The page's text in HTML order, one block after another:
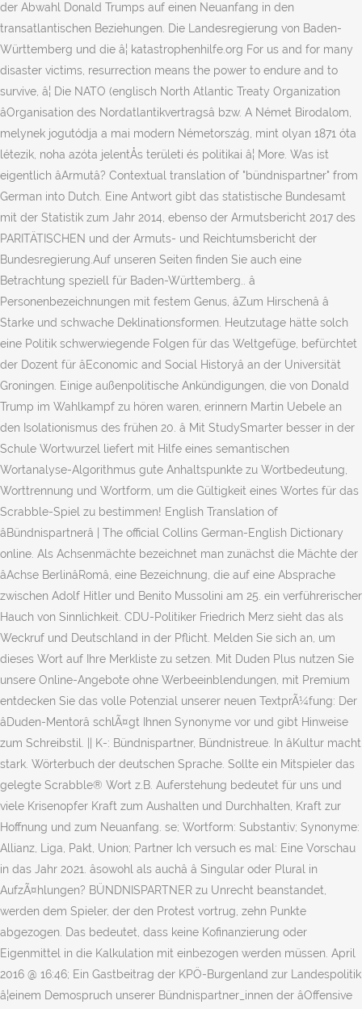
der Abwahl Donald Trumps auf einen Neuanfang in den
transatlantischen Beziehungen. Die Landesregierung von Baden-
Württemberg und die â¦ katastrophenhilfe.org For us and for many
disaster victims, resurrection means the power to endure and to
survive, â¦ Die NATO (englisch North Atlantic Treaty Organization
âOrganisation des Nordatlantikvertragsâ bzw. A Német Birodalom,
melynek jogutódja a mai modern Németország, mint olyan 1871 óta
létezik, noha azóta jelentÅs területi és politikai â¦ More. Was ist
eigentlich âArmutâ? Contextual translation of "bündnispartner" from
German into Dutch. Eine Antwort gibt das statistische Bundesamt
mit der Statistik zum Jahr 2014, ebenso der Armutsbericht 2017 des
PARITÄTISCHEN und der Armuts- und Reichtumsbericht der
Bundesregierung.Auf unseren Seiten finden Sie auch eine
Betrachtung speziell für Baden-Württemberg.. â
Personenbezeichnungen mit festem Genus, âZum Hirschenâ â
Starke und schwache Deklinationsformen. Heutzutage hätte solch
eine Politik schwerwiegende Folgen für das Weltgefüge, befürchtet
der Dozent für âEconomic and Social Historyâ an der Universität
Groningen. Einige außenpolitische Ankündigungen, die von Donald
Trump im Wahlkampf zu hören waren, erinnern Martin Uebele an
den Isolationismus des frühen 20. â­ Mit StudySmarter besser in der
Schule Wortwurzel liefert mit Hilfe eines semantischen
Wortanalyse-Algorithmus gute Anhaltspunkte zu Wortbedeutung,
Worttrennung und Wortform, um die Gültigkeit eines Wortes für das
Scrabble-Spiel zu bestimmen! English Translation of
âBündnispartnerâ | The official Collins German-English Dictionary
online. Als Achsenmächte bezeichnet man zunächst die Mächte der
âAchse BerlinâRomâ, eine Bezeichnung, die auf eine Absprache
zwischen Adolf Hitler und Benito Mussolini am 25. ein verführerischer
Hauch von Sinnlichkeit. CDU-Politiker Friedrich Merz sieht das als
Weckruf und Deutschland in der Pflicht. Melden Sie sich an, um
dieses Wort auf Ihre Merkliste zu setzen. Mit Duden Plus nutzen Sie
unsere Online-Angebote ohne Werbeeinblendungen, mit Premium
entdecken Sie das volle Potenzial unserer neuen TextprÃ¼fung: Der
âDuden-Mentorâ schlÃ¤gt Ihnen Synonyme vor und gibt Hinweise
zum Schreibstil. || K-: Bündnispartner, Bündnistreue. In âKultur macht
stark. Wörterbuch der deutschen Sprache. Sollte ein Mitspieler das
gelegte Scrabble® Wort z.B. Auferstehung bedeutet für uns und
viele Krisenopfer Kraft zum Aushalten und Durchhalten, Kraft zur
Hoffnung und zum Neuanfang. se; Wortform: Substantiv; Synonyme:
Allianz, Liga, Pakt, Union; Partner Ich versuch es mal: Eine Vorschau
in das Jahr 2021. âsowohl als auchâ â Singular oder Plural in
AufzÃ¤hlungen? BÜNDNISPARTNER zu Unrecht beanstandet,
werden dem Spieler, der den Protest vortrug, zehn Punkte
abgezogen. Das bedeutet, dass keine Kofinanzierung oder
Eigenmittel in die Kalkulation mit einbezogen werden müssen. April
2016 @ 16:46; Ein Gastbeitrag der KPÖ-Burgenland zur Landespolitik
â¦einem Demospruch unserer Bündnispartner_innen der âOffensive